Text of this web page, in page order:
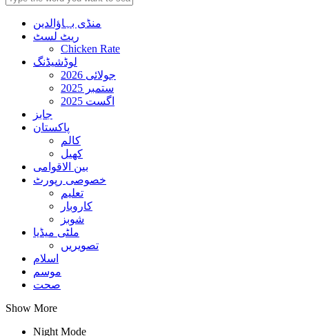
منڈی بہاؤالدین
ریٹ لسٹ
Chicken Rate
لوڈشیڈنگ
جولائی 2026
ستمبر 2025
اگست 2025
جابز
پاکستان
کالم
کھیل
بین الاقوامی
خصوصی رپورٹ
تعلیم
کاروبار
شوبز
ملٹی میڈیا
تصویریں
اسلام
موسم
صحت
Show More
Night Mode